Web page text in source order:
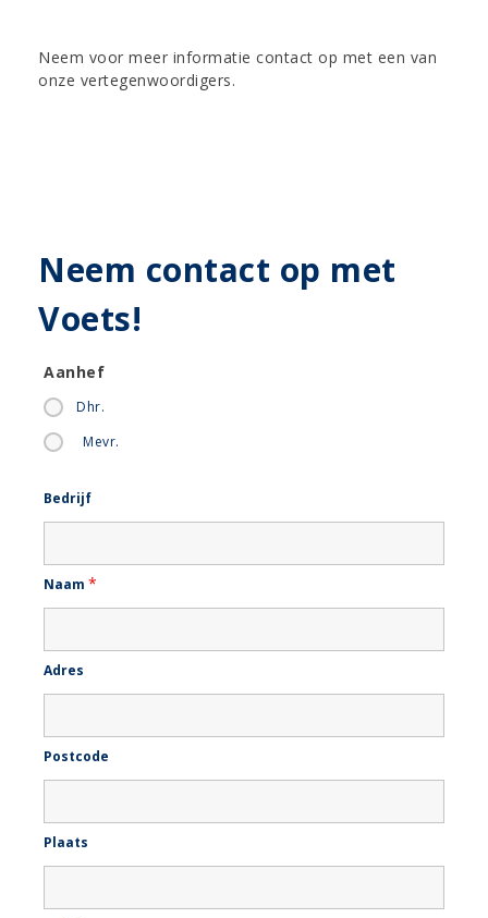
Neem voor meer informatie contact op met een van
onze vertegenwoordigers.
Neem contact op met
Voets!
Aanhef
Dhr.
Mevr.
Bedrijf
Naam *
Adres
Postcode
Plaats